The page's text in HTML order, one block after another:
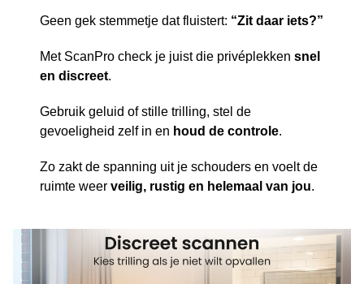
Geen gek stemmetje dat fluistert: “Zit daar iets?”
Met ScanPro check je juist die privéplekkensnel
en discreet.
Gebruik geluid of stille trilling, stel de
gevoeligheid zelf in en houd de controle.
Zo zakt de spanning uit je schouders en voelt de
ruimte weerveilig, rustig en helemaal van jou.